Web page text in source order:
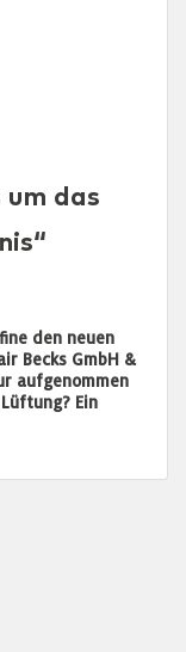
das
den neuen
Becks GmbH &
aufgenommen
Ein